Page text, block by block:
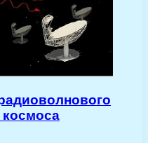
космоса